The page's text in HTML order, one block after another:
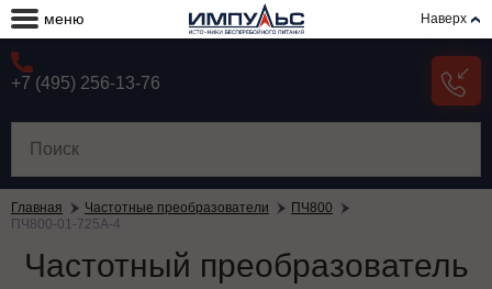
меню Наверх
+7 (495) 256-13-76
Главная Частотные преобразователи
ПЧ800
ПЧ800-01-725А-4
Частотный преобразователь